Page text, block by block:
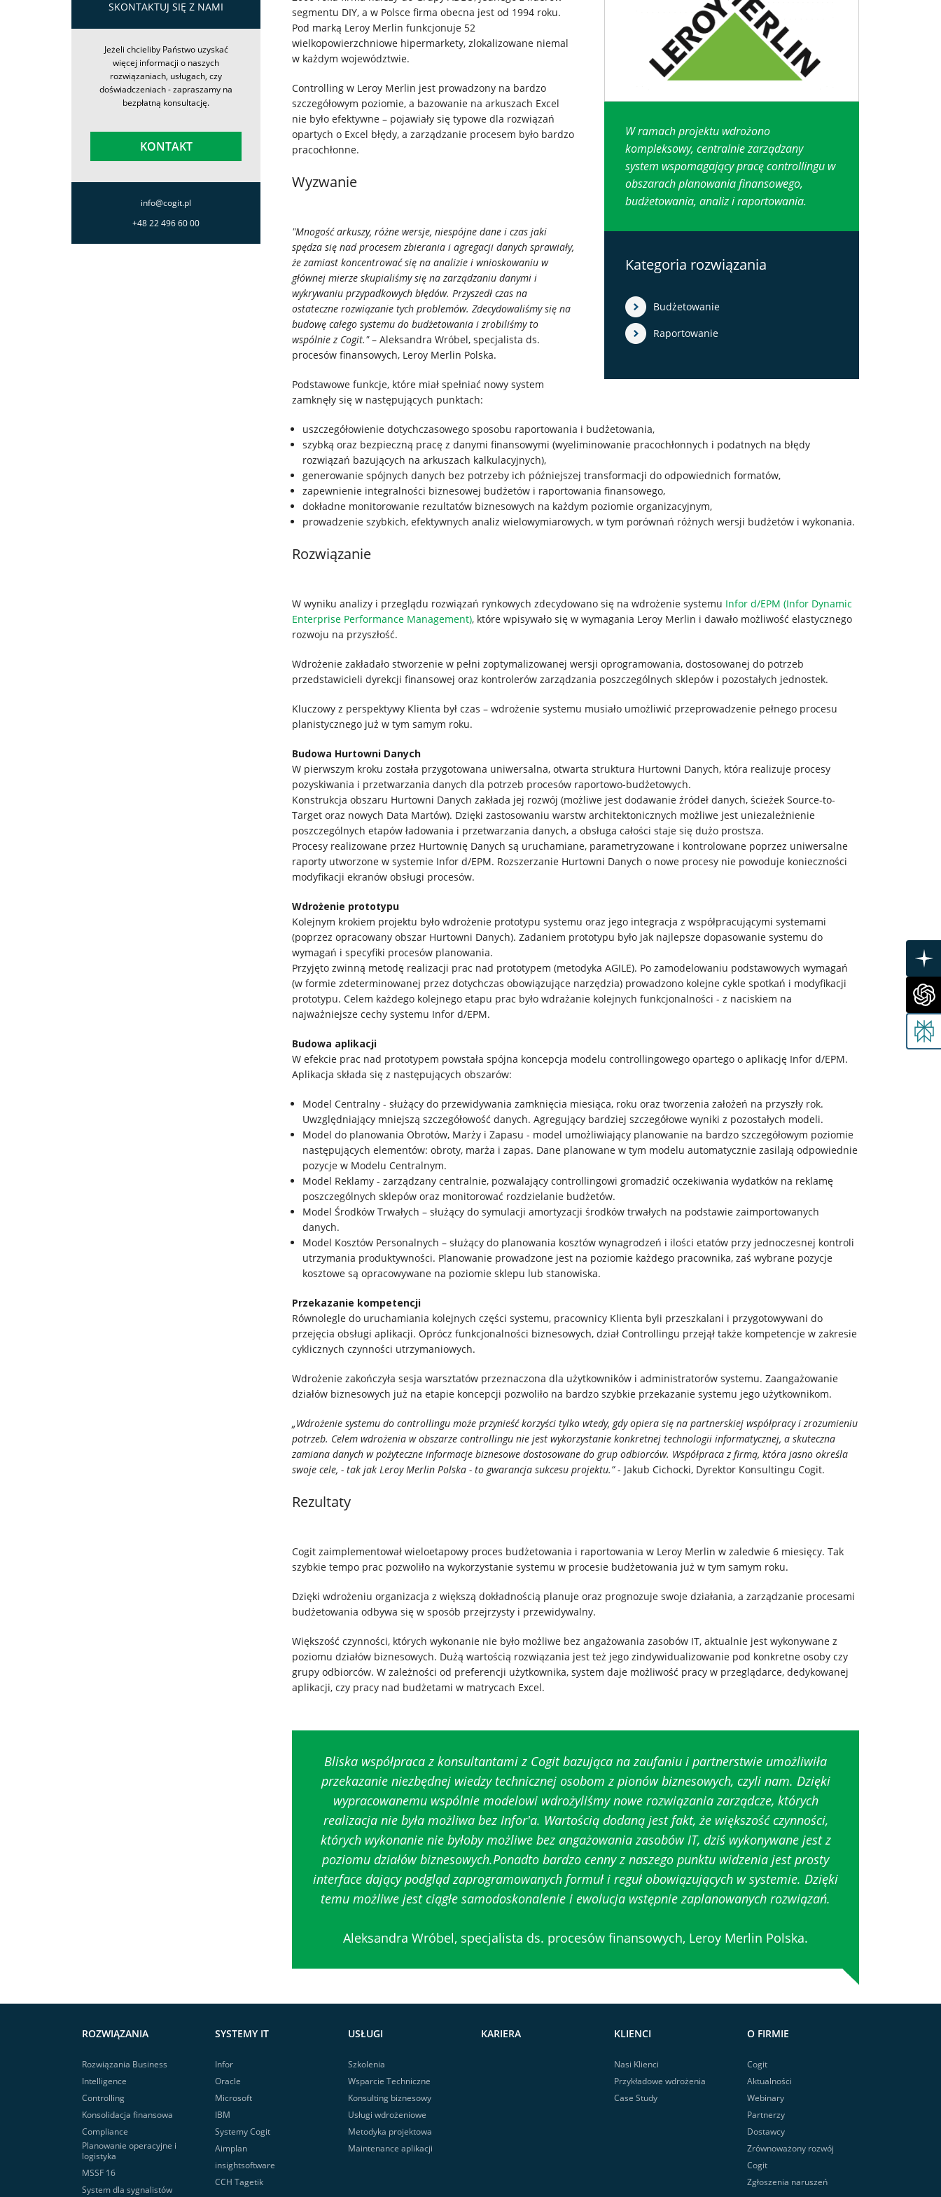
Rozwiązania
Klienci
SKONTAKTUJ SIĘ Z NAMI
Jeżeli chcieliby Państwo uzyskać
więcej informacji o naszych
rozwiązaniach, usługach, czy
doświadczeniach - zapraszamy na
bezpłatną konsultację.
KONTAKT
info@cogit.pl
+48 22 496 60 00
W ramach projektu wdrożono
kompleksowy, centralnie zarządzany
system wspomagający pracę controllingu w
obszarach planowania finansowego,
budżetowania, analiz i raportowania.
Kategoria rozwiązania
Budżetowanie
Raportowanie
segmentu DIY, a w Polsce firma obecna jest od 1994 roku.
Pod marką Leroy Merlin funkcjonuje 52
wielkopowierzchniowe hipermarkety, zlokalizowane niemal
w każdym województwie.
Controlling w Leroy Merlin jest prowadzony na bardzo
szczegółowym poziomie, a bazowanie na arkuszach Excel
nie było efektywne – pojawiały się typowe dla rozwiązań
opartych o Excel błędy, a zarządzanie procesem było bardzo
pracochłonne.
Wyzwanie
"Mnogość arkuszy, różne wersje, niespójne dane i czas jaki
spędza się nad procesem zbierania i agregacji danych sprawiały,
że zamiast koncentrować się na analizie i wnioskowaniu w
głównej mierze skupialiśmy się na zarządzaniu danymi i
wykrywaniu przypadkowych błędów. Przyszedł czas na
ostateczne rozwiązanie tych problemów. Zdecydowaliśmy się na
budowę całego systemu do budżetowania i zrobiliśmy to
wspólnie z Cogit."– Aleksandra Wróbel, specjalista ds.
procesów finansowych, Leroy Merlin Polska.
Podstawowe funkcje, które miał spełniać nowy system
zamknęły się w następujących punktach:
uszczegółowienie dotychczasowego sposobu raportowania i budżetowania,
szybką oraz bezpieczną pracę z danymi finansowymi (wyeliminowanie pracochłonnych i podatnych na błędy
rozwiązań bazujących na arkuszach kalkulacyjnych),
generowanie spójnych danych bez potrzeby ich późniejszej transformacji do odpowiednich formatów,
zapewnienie integralności biznesowej budżetów i raportowania finansowego,
dokładne monitorowanie rezultatów biznesowych na każdym poziomie organizacyjnym,
prowadzenie szybkich, efektywnych analiz wielowymiarowych, w tym porównań różnych wersji budżetów i wykonania.
Rozwiązanie
W wyniku analizy i przeglądu rozwiązań rynkowych zdecydowano się na wdrożenie systemu Infor d/EPM (Infor Dynamic
Enterprise Performance Management), które wpisywało się w wymagania Leroy Merlin i dawało możliwość elastycznego
rozwoju na przyszłość.
Wdrożenie zakładało stworzenie w pełni zoptymalizowanej wersji oprogramowania, dostosowanej do potrzeb
przedstawicieli dyrekcji finansowej oraz kontrolerów zarządzania poszczególnych sklepów i pozostałych jednostek.
Kluczowy z perspektywy Klienta był czas – wdrożenie systemu musiało umożliwić przeprowadzenie pełnego procesu
planistycznego już w tym samym roku.
Budowa Hurtowni Danych
W pierwszym kroku została przygotowana uniwersalna, otwarta struktura Hurtowni Danych, która realizuje procesy
pozyskiwania i przetwarzania danych dla potrzeb procesów raportowo-budżetowych.
Konstrukcja obszaru Hurtowni Danych zakłada jej rozwój (możliwe jest dodawanie źródeł danych, ścieżek Source-to-
Target oraz nowych Data Martów). Dzięki zastosowaniu warstw architektonicznych możliwe jest uniezależnienie
poszczególnych etapów ładowania i przetwarzania danych, a obsługa całości staje się dużo prostsza.
Procesy realizowane przez Hurtownię Danych są uruchamiane, parametryzowane i kontrolowane poprzez uniwersalne
raporty utworzone w systemie Infor d/EPM. Rozszerzanie Hurtowni Danych o nowe procesy nie powoduje konieczności
modyfikacji ekranów obsługi procesów.
Wdrożenie prototypu
Kolejnym krokiem projektu było wdrożenie prototypu systemu oraz jego integracja z współpracującymi systemami
(poprzez opracowany obszar Hurtowni Danych). Zadaniem prototypu było jak najlepsze dopasowanie systemu do
wymagań i specyfiki procesów planowania.
Przyjęto zwinną metodę realizacji prac nad prototypem (metodyka AGILE). Po zamodelowaniu podstawowych wymagań
(w formie zdeterminowanej przez dotychczas obowiązujące narzędzia) prowadzono kolejne cykle spotkań i modyfikacji
prototypu. Celem każdego kolejnego etapu prac było wdrażanie kolejnych funkcjonalności - z naciskiem na
najważniejsze cechy systemu Infor d/EPM.
Budowa aplikacji
W efekcie prac nad prototypem powstała spójna koncepcja modelu controllingowego opartego o aplikację Infor d/EPM.
Aplikacja składa się z następujących obszarów:
Model Centralny - służący do przewidywania zamknięcia miesiąca, roku oraz tworzenia założeń na przyszły rok.
Uwzględniający mniejszą szczegółowość danych. Agregujący bardziej szczegółowe wyniki z pozostałych modeli.
Model do planowania Obrotów, Marży i Zapasu - model umożliwiający planowanie na bardzo szczegółowym poziomie
następujących elementów: obroty, marża i zapas. Dane planowane w tym modelu automatycznie zasilają odpowiednie
pozycje w Modelu Centralnym.
Model Reklamy - zarządzany centralnie, pozwalający controllingowi gromadzić oczekiwania wydatków na reklamę
poszczególnych sklepów oraz monitorować rozdzielanie budżetów.
Model Środków Trwałych – służący do symulacji amortyzacji środków trwałych na podstawie zaimportowanych
danych.
Model Kosztów Personalnych – służący do planowania kosztów wynagrodzeń i ilości etatów przy jednoczesnej kontroli
utrzymania produktywności. Planowanie prowadzone jest na poziomie każdego pracownika, zaś wybrane pozycje
kosztowe są opracowywane na poziomie sklepu lub stanowiska.
Przekazanie kompetencji
Równolegle do uruchamiania kolejnych części systemu, pracownicy Klienta byli przeszkalani i przygotowywani do
przejęcia obsługi aplikacji. Oprócz funkcjonalności biznesowych, dział Controllingu przejął także kompetencje w zakresie
cyklicznych czynności utrzymaniowych.
Wdrożenie zakończyła sesja warsztatów przeznaczona dla użytkowników i administratorów systemu. Zaangażowanie
działów biznesowych już na etapie koncepcji pozwoliło na bardzo szybkie przekazanie systemu jego użytkownikom.
„Wdrożenie systemu do controllingu może przynieść korzyści tylko wtedy, gdy opiera się na partnerskiej współpracy i zrozumieniu
potrzeb. Celem wdrożenia w obszarze controllingu nie jest wykorzystanie konkretnej technologii informatycznej, a skuteczna
zamiana danych w pożyteczne informacje biznesowe dostosowane do grup odbiorców. Współpraca z firmą, która jasno określa
swoje cele, - tak jak Leroy Merlin Polska - to gwarancja sukcesu projektu.”- Jakub Cichocki, Dyrektor Konsultingu Cogit.
Rezultaty
Cogit zaimplementował wieloetapowy proces budżetowania i raportowania w Leroy Merlin w zaledwie 6 miesięcy. Tak
szybkie tempo prac pozwoliło na wykorzystanie systemu w procesie budżetowania już w tym samym roku.
Dzięki wdrożeniu organizacja z większą dokładnością planuje oraz prognozuje swoje działania, a zarządzanie procesami
budżetowania odbywa się w sposób przejrzysty i przewidywalny.
Większość czynności, których wykonanie nie było możliwe bez angażowania zasobów IT, aktualnie jest wykonywane z
poziomu działów biznesowych. Dużą wartością rozwiązania jest też jego zindywidualizowanie pod konkretne osoby czy
grupy odbiorców. W zależności od preferencji użytkownika, system daje możliwość pracy w przeglądarce, dedykowanej
aplikacji, czy pracy nad budżetami w matrycach Excel.
Bliska współpraca z konsultantami z Cogit bazująca na zaufaniu i partnerstwie umożliwiła
przekazanie niezbędnej wiedzy technicznej osobom z pionów biznesowych, czyli nam. Dzięki
wypracowanemu wspólnie modelowi wdrożyliśmy nowe rozwiązania zarządcze, których
realizacja nie była możliwa bez Infor'a. Wartością dodaną jest fakt, że większość czynności,
których wykonanie nie byłoby możliwe bez angażowania zasobów IT, dziś wykonywane jest z
poziomu działów biznesowych.Ponadto bardzo cenny z naszego punktu widzenia jest prosty
interface dający podgląd zaprogramowanych formuł i reguł obowiązujących w systemie. Dzięki
temu możliwe jest ciągłe samodoskonalenie i ewolucja wstępnie zaplanowanych rozwiązań.
Aleksandra Wróbel, specjalista ds. procesów finansowych, Leroy Merlin Polska.
ROZWIĄZANIA
Rozwiązania Business
Intelligence
Controlling
Konsolidacja finansowa
Compliance
Planowanie operacyjne i
logistyka
MSSF 16
System dla sygnalistów
SYSTEMY IT
Infor
Oracle
Microsoft
IBM
Systemy Cogit
Aimplan
insightsoftware
CCH Tagetik
USŁUGI
Szkolenia
Wsparcie Techniczne
Konsulting biznesowy
Usługi wdrożeniowe
Metodyka projektowa
Maintenance aplikacji
KARIERA KLIENCI
Nasi Klienci
Przykładowe wdrożenia
Case Study
O FIRMIE
Cogit
Aktualności
Webinary
Partnerzy
Dostawcy
Zrównoważony rozwój
Cogit
Zgłoszenia naruszeń